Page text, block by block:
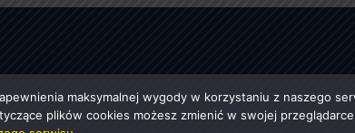
maksymalnej wygody w korzystaniu z naszego
plików cookies możesz zmienić w swojej